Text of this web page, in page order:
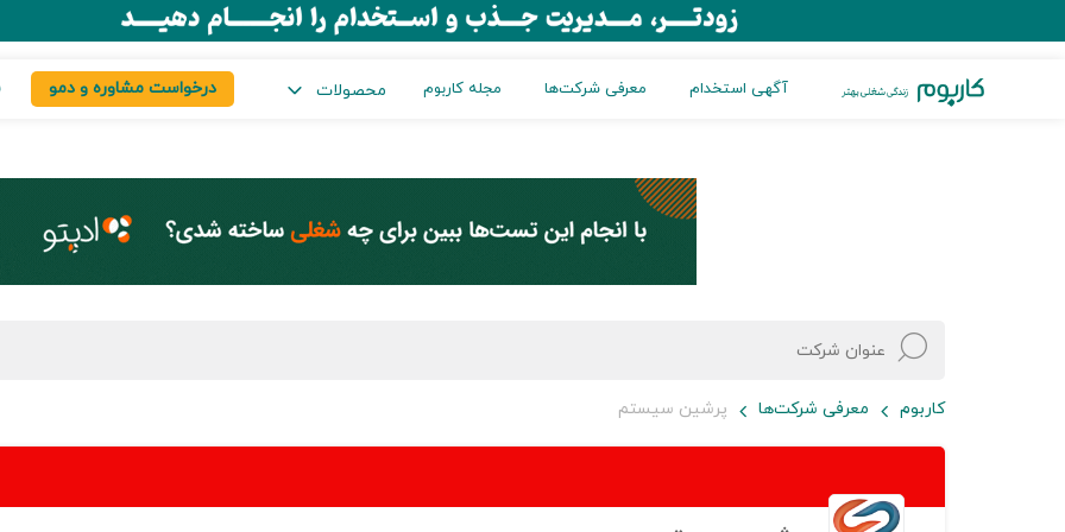
آگهی استخدام معرفی شرکت‌ها مجله کاربوم محصولات درخواست مشاوره و دمو
کاربوم معرفی شرکت‌ها پرشین سیستم